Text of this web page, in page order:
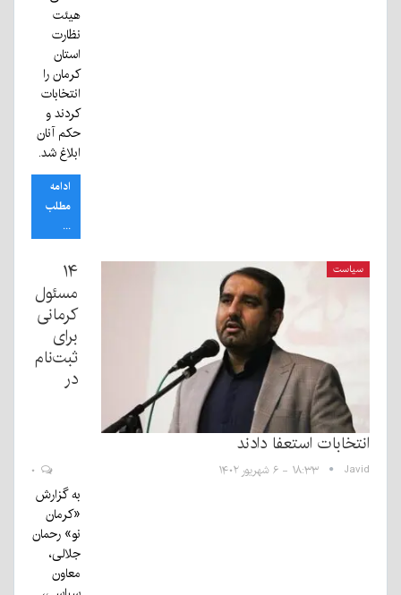
هیئت
نظارت
استان
کرمان را
انتخابات
کردند و
حکم آنان
ابلاغ شد.
ادامه
مطلب
...
سیاست
۱۴
مسئول
کرمانی
برای
ثبت‌نام
در
انتخابات استعفا دادند
Javid ۱۸:۳۳ - ۶ شهریور ۱۴۰۲
به گزارش
«کرمان
نو» رحمان
جلالی،
معاون